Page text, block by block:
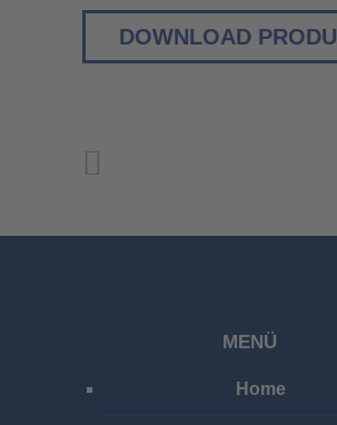
DOWNLOAD
MENÜ
Home